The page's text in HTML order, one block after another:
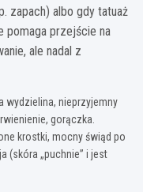
zapach) albo gdy tatuaż
pomaga przejście na
ale nadal z
wydzielina, nieprzyjemny
gorączka.
krostki, mocny świąd po
(skóra „puchnie” i jest